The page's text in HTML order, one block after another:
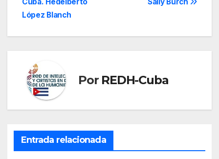
entradas
López Blanch
Por REDH-Cuba
Entrada relacionada